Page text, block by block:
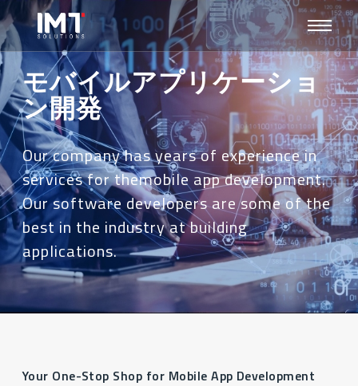
モバイルアプリケーショ
ン開発
Our company has years of experience in
services for themobile app development.
Our software developers are some of the
best in the industry at building
applications.
Your One-Stop Shop for Mobile App Development